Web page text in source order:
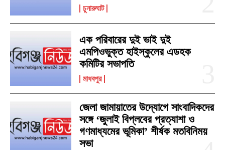
চুনারুঘাট
এক পরিবারের দুই ভাই দুই
এমপিওভুক্ত হাইস্কুলের এডহক
কমিটির সভাপতি
মাধবপুর
জেলা জামায়াতের উদ্যোগে সাংবাদিকদের
সঙ্গে ‘জুলাই বিপ্লবের প্রত্যাশা ও
গণমাধ্যমের ভূমিকা’ শীর্ষক মতবিনিময়
সভা